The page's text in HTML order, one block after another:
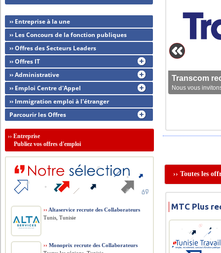
Transcom
Nous vous
›› Toutes les
MTC Plus
›› Entreprise à la une
›› Les Concours de la fonction publiques
›› Offres des Secteurs Leaders
›› Offres IT
›› Administrative
›› Emploi Centre d'Appel
›› Immigration emploi à l'étranger
Parcourir les Offres
››Entreprise
Publiez vos offres d'emploi
›› Altaservice recrute des Collaborateurs
Tunis, Tunisie
›› Monoprix recrute des Collaborateurs